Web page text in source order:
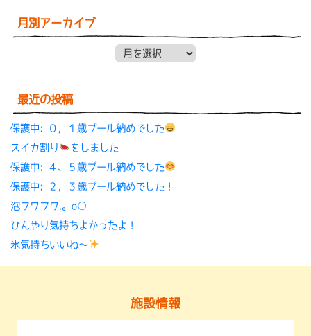
月別アーカイブ
最近の投稿
保護中: ０，１歳プール納めでした
スイカ割り
をしました
保護中: ４、５歳プール納めでした
保護中: ２，３歳プール納めでした！
泡フワフワ.。o○
ひんやり気持ちよかったよ！
氷気持ちいいね〜
施設情報